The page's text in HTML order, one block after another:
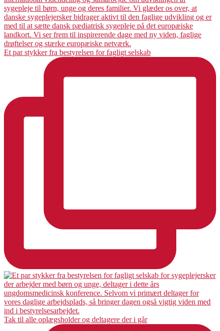
Et par stykker fra bestyrelsen for fagligt selskab
Tak til alle oplægsholder og deltagere der i går